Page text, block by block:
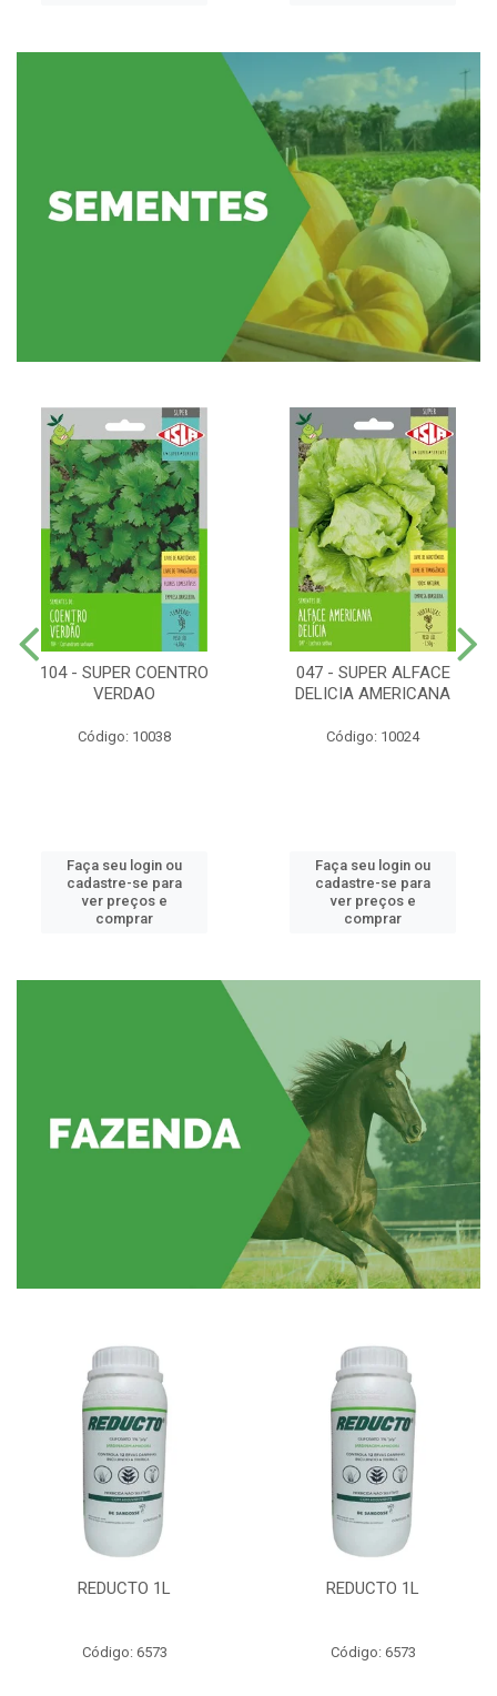
104 - SUPER COENTRO
VERDAO
Código: 10038
Faça seu login ou
cadastre-se para
ver preços e
comprar
047 - SUPER ALFACE
DELICIA AMERICANA
Código: 10024
Faça seu login ou
cadastre-se para
ver preços e
comprar
REDUCTO 1L
Código: 6573
REDUCTO 1L
Código: 6573